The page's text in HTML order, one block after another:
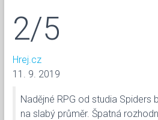
2/5
Hrej.cz
11. 9. 2019
Nadějné RPG od studia Spiders
na slabý průměr. Špatná